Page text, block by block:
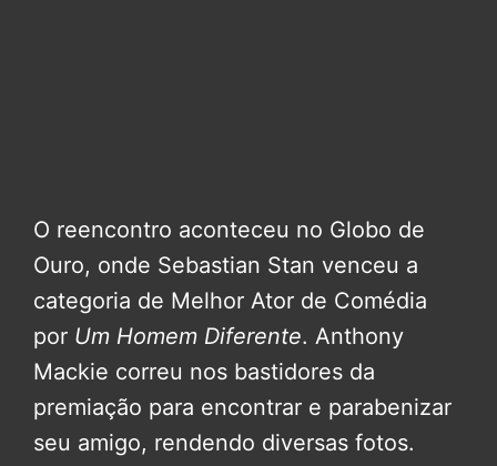
O reencontro aconteceu no Globo de
Ouro, onde Sebastian Stan venceu a
categoria de Melhor Ator de Comédia
por Um Homem Diferente. Anthony
Mackie correu nos bastidores da
premiação para encontrar e parabenizar
seu amigo, rendendo diversas fotos.